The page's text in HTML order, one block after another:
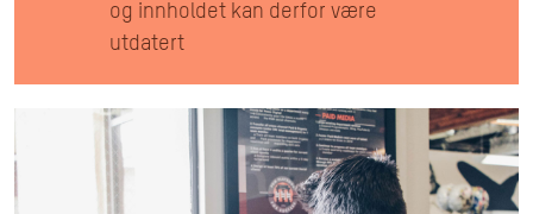
og innholdet kan derfor være
utdatert